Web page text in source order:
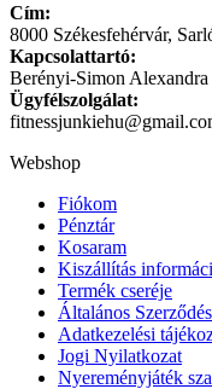
Cím:
8000 Székesfehérvár,
Kapcsolattartó:
Berényi-Simon Alexandra
Ügyfélszolgálat:
Webshop
Fiókom
Pénztár
Kosaram
Kiszállítás
Termék cseréje
Általános
Adatkezelési
Jogi Nyilatkozat
Nyereményjáték